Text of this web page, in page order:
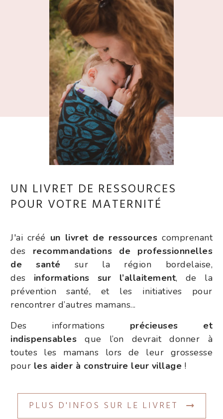
UN LIVRET DE RESSOURCES
POUR VOTRE MATERNITÉ
J'ai créé un livret de ressources comprenant
des recommandations de professionnelles
de santé sur la région bordelaise,
des informations sur l’allaitement, de la
prévention santé, et les initiatives pour
rencontrer d’autres mamans...
Des informations précieuses et
indispensables que l’on devrait donner à
toutes les mamans lors de leur grossesse
pour les aider à construire leur village !
PLUS D'INFOS SUR LE LIVRET